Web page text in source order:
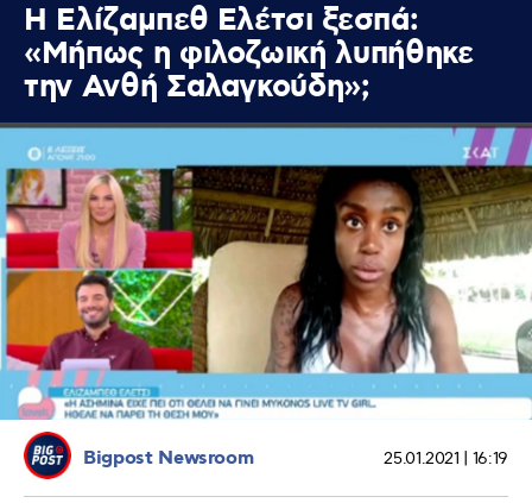
Η Ελίζαμπεθ Ελέτσι ξεσπά:
«Μήπως η φιλοζωική λυπήθηκε
την Ανθή Σαλαγκούδη»;
Bigpost Newsroom 25.01.2021 | 16:19